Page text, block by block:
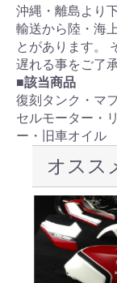
沖縄・離島より
輸送から陸・海
とがあります。
遅れる事をご了
■該当商品
復刻タンク・マ
セルモーター・
ー・旧車オイル
オスス